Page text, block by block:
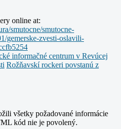
online at:
smutocne/smutocne-
gemerske-zvesti-oslavili-
informačné centrum v Revúcej
Rožňavskí rockeri povstanú z
všetky požadované informácie
kód nie je povolený.